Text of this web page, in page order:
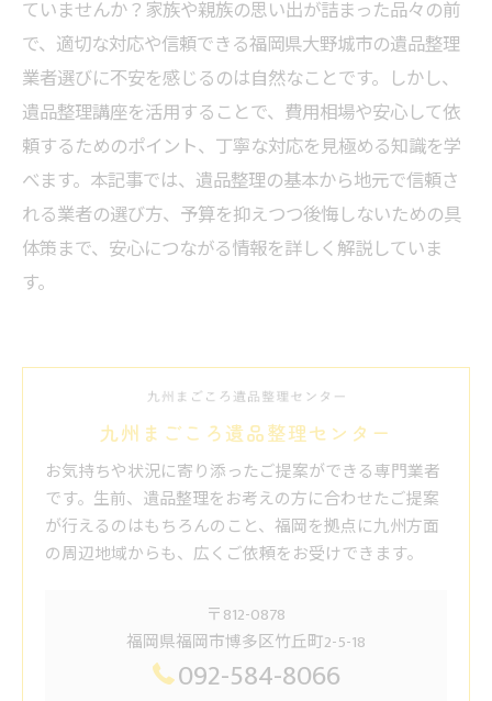
ていませんか？家族や親族の思い出が詰まった品々の前
で、適切な対応や信頼できる福岡県大野城市の遺品整理
業者選びに不安を感じるのは自然なことです。しかし、
遺品整理講座を活用することで、費用相場や安心して依
頼するためのポイント、丁寧な対応を見極める知識を学
べます。本記事では、遺品整理の基本から地元で信頼さ
れる業者の選び方、予算を抑えつつ後悔しないための具
体策まで、安心につながる情報を詳しく解説していま
す。
九州まごころ遺品整理センター
お気持ちや状況に寄り添ったご提案ができる専門業者
です。生前、遺品整理をお考えの方に合わせたご提案
が行えるのはもちろんのこと、福岡を拠点に九州方面
の周辺地域からも、広くご依頼をお受けできます。
〒812-0878
福岡県福岡市博多区竹丘町2-5-18
092-584-8066